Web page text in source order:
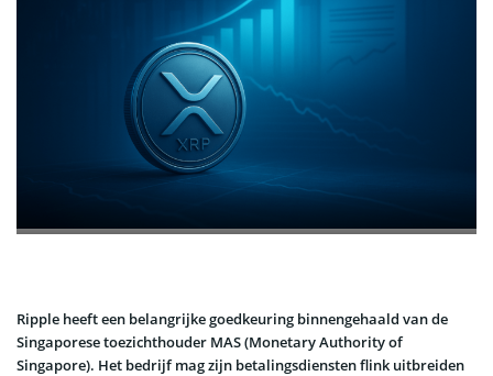
Ripple heeft een belangrijke goedkeuring binnengehaald van de
Singaporese toezichthouder MAS (Monetary Authority of
Singapore). Het bedrijf mag zijn betalingsdiensten flink uitbreiden